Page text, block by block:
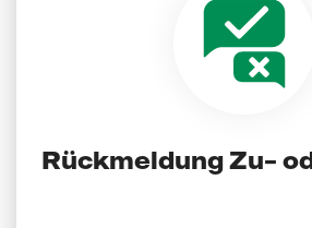
Rückmeldung Zu-